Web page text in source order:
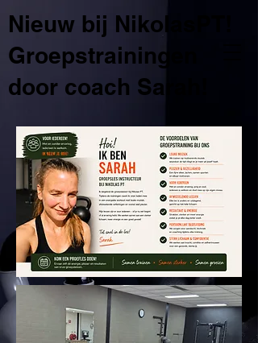
Nieuw bij NikolasPT!
Groepstrainingen
door coach Sarah!